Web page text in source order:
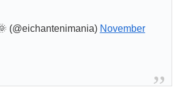
(@eichantenimania) November